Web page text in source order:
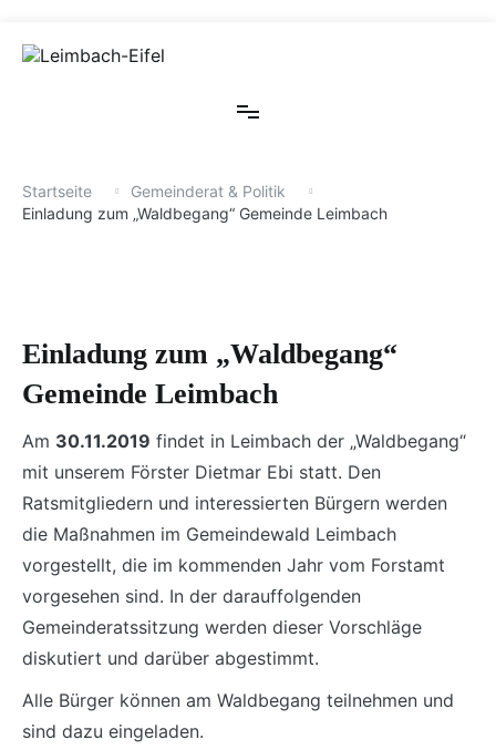
Inhalt
Startseite
Gemeinderat & Politik
Einladung zum „Waldbegang“ Gemeinde Leimbach
Einladung zum „Waldbegang“
Gemeinde Leimbach
Am 30.11.2019 findet in Leimbach der „Waldbegang“
mit unserem Förster Dietmar Ebi statt. Den
Ratsmitgliedern und interessierten Bürgern werden
die Maßnahmen im Gemeindewald Leimbach
vorgestellt, die im kommenden Jahr vom Forstamt
vorgesehen sind. In der darauffolgenden
Gemeinderatssitzung werden dieser Vorschläge
diskutiert und darüber abgestimmt.
Alle Bürger können am Waldbegang teilnehmen und
sind dazu eingeladen.